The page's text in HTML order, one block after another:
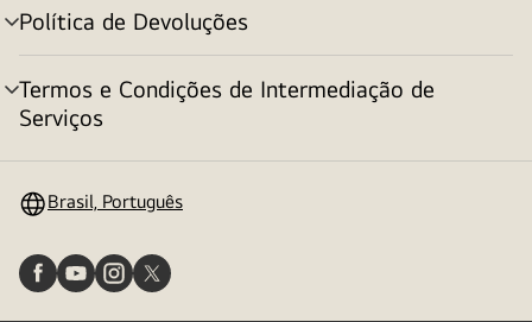
Política de Devoluções
alternar
menu
Termos e Condições de Intermediação de
Serviços
alternar
Brasil, Português